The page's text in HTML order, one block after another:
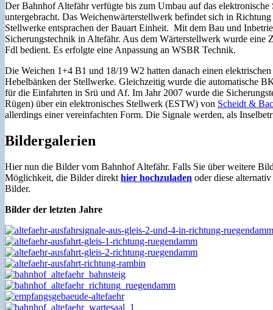
Der Bahnhof Altefähr verfügte bis zum Umbau auf das
untergebracht. Das Weichenwärterstellwerk befindet sich in
Stellwerke entsprachen der Bauart Einheit. Mit dem Bau und
Sicherungstechnik in Altefähr. Aus dem Wärterstellwerk wurde
Fdl bedient. Es erfolgte eine Anpassung an WSBR Technik.
Die Weichen 1+4 B1 und 18/19 W2 hatten danach einen
Hebelbänken der Stellwerke. Gleichzeitig wurde die automatische
für die Einfahrten in Srü und Af. Im Jahr 2007 wurde die
Rügen) über ein elektronisches Stellwerk (ESTW) von Scheidt &
allerdings einer vereinfachten Form. Die Signale werden, als
Bildergalerien
Hier nun die Bilder vom Bahnhof Altefähr. Falls Sie über weitere
Möglichkeit, die Bilder direkt hier hochzuladen oder diese
Bilder.
Bilder der letzten Jahre